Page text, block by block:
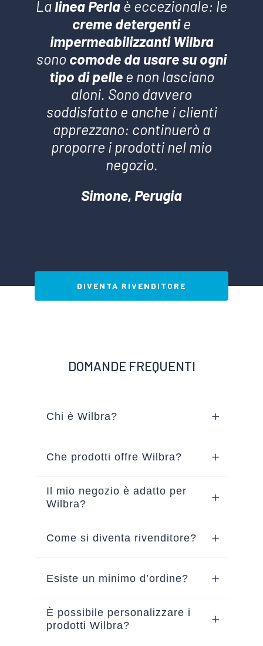
La linea Perla è eccezionale: le
creme detergentie
impermeabilizzanti Wilbra
sono comode da usare su ogni
tipo di pellee non lasciano
aloni. Sono davvero
soddisfatto e anche i clienti
apprezzano: continuerò a
proporre i prodotti nel mio
negozio.
Simone, Perugia
DIVENTA RIVENDITORE
DOMANDE FREQUENTI
Chi è Wilbra?
Che prodotti offre Wilbra?
Il mio negozio è adatto per
Wilbra?
Come si diventa rivenditore?
Esiste un minimo d’ordine?
È possibile personalizzare i
prodotti Wilbra?